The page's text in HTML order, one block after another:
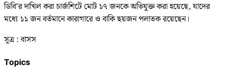
ডিবি’র দাখিল করা চার্জশিটে মোট ১৭ জনকে অভিযুক্ত করা হয়েছে, যাদের
মধ্যে ১১ জন বর্তমানে কারাগারে ও বাকি ছয়জন পলাতক রয়েছেন।
সূত্র : বাসস
Topics